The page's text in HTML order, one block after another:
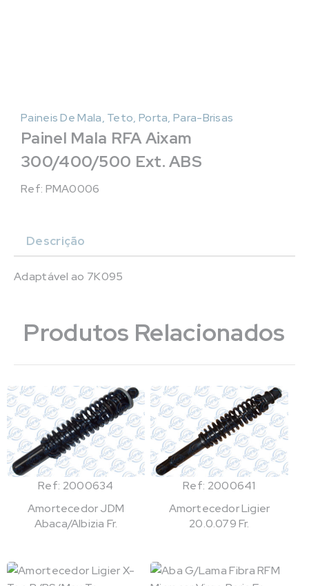
Paineis De Mala, Teto, Porta, Para-Brisas
Painel Mala RFA Aixam
300/400/500 Ext. ABS
Ref: PMA0006
Descrição
Adaptável ao 7K095
Produtos Relacionados
Ref: 2000634
Amortecedor JDM
Abaca/Albizia Fr.
Ref: 2000641
Amortecedor Ligier
20.0.079 Fr.